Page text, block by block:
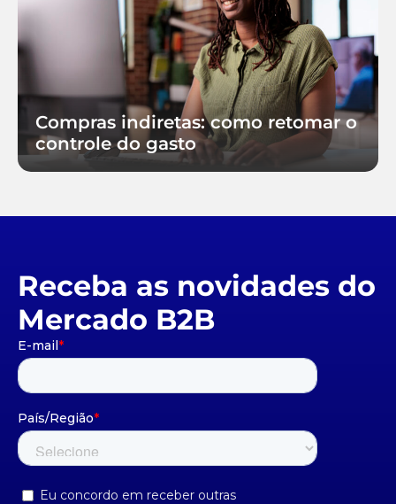
Compras indiretas: como retomar o
controle do gasto
Receba as novidades do
Mercado B2B